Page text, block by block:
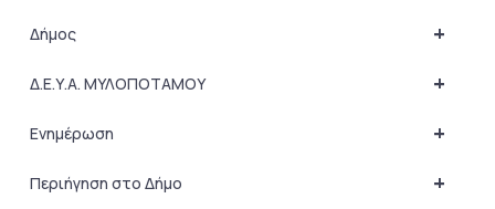
+
Δήμος
+
Δ.Ε.Υ.Α. ΜΥΛΟΠΟΤΑΜΟΥ
+
Ενημέρωση
+
Περιήγηση στο Δήμο